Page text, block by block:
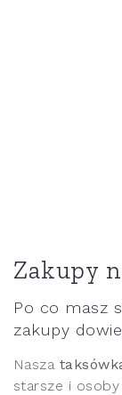
Zakupy
Po co masz
zakupy
Nasza
starsze i